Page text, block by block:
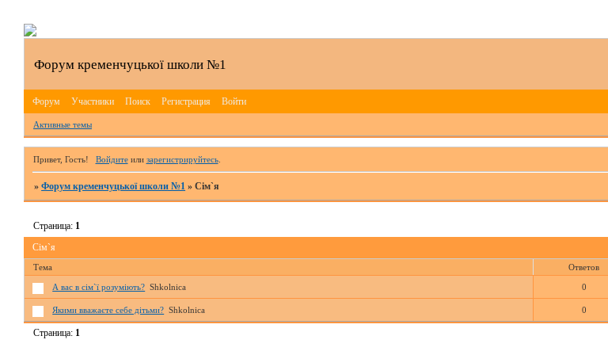
Форум кременчуцької школи №1
Форум Участники Поиск Регистрация Войти
Активные темы
Привет, Гость! Войдитеили зарегистрируйтесь.
»Форум кременчуцької школи №1 »Сім`я
Сім`я
Страница: 1
Тема Ответов
А вас в сім`ї розуміють? Shkolnica 0
Якими вважаєте себе дітьми? Shkolnica 0
Страница: 1